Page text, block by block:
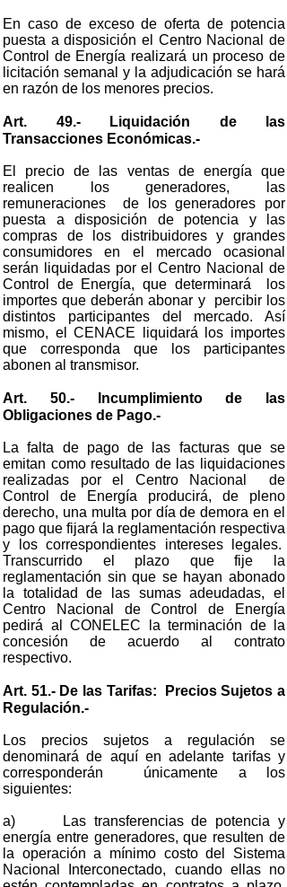
En caso de exceso de oferta de potencia
puesta a disposición el Centro Nacional de
Control de Energía realizará un proceso de
licitación semanal y la adjudicación se hará
en razón de los menores precios.
Art. 49.- Liquidación de las
Transacciones Económicas.-
El precio de las ventas de energía que
realicen los generadores, las
remuneraciones de los generadores por
puesta a disposición de potencia y las
compras de los distribuidores y grandes
consumidores en el mercado ocasional
serán liquidadas por el Centro Nacional de
Control de Energía, que determinará los
importes que deberán abonar y percibir los
distintos participantes del mercado. Así
mismo, el CENACE liquidará los importes
que corresponda que los participantes
abonen al transmisor.
Art. 50.- Incumplimiento de las
Obligaciones de Pago.-
La falta de pago de las facturas que se
emitan como resultado de las liquidaciones
realizadas por el Centro Nacional de
Control de Energía producirá, de pleno
derecho, una multa por día de demora en el
pago que fijará la reglamentación respectiva
y los correspondientes intereses legales.
Transcurrido el plazo que fije la
reglamentación sin que se hayan abonado
la totalidad de las sumas adeudadas, el
Centro Nacional de Control de Energía
pedirá al CONELEC la terminación de la
concesión de acuerdo al contrato
respectivo.
Art. 51.- De las Tarifas: Precios Sujetos a
Regulación.-
Los precios sujetos a regulación se
denominará de aquí en adelante tarifas y
corresponderán únicamente a los
siguientes:
a) Las transferencias de potencia y
energía entre generadores, que resulten de
la operación a mínimo costo del Sistema
Nacional Interconectado, cuando ellas no